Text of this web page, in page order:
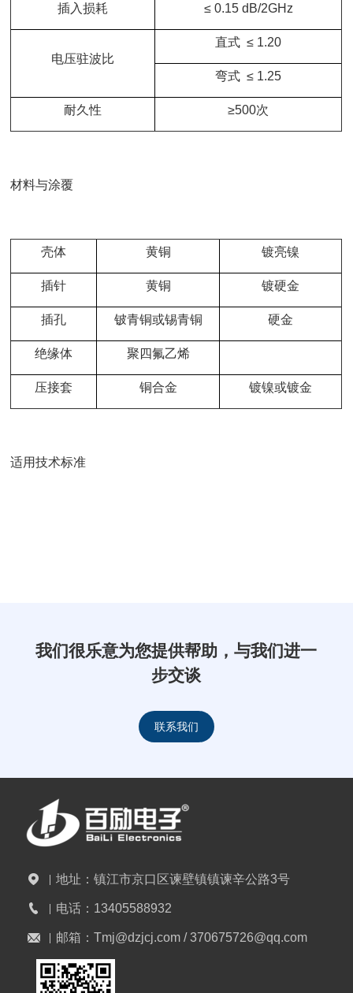
插入损耗 ≤ 0.15 dB/2GHz
电压驻波比
直式 ≤ 1.20
弯式 ≤ 1.25
耐久性 ≥500次
材料与涂覆
壳体 黄铜 镀亮镍
插针 黄铜 镀硬金
插孔 铍青铜或锡青铜 硬金
绝缘体 聚四氟乙烯
压接套 铜合金 镀镍或镀金
适用技术标准
我们很乐意为您提供帮助，与我们进一
步交谈
联系我们
地址： 镇江市京口区谏壁镇镇谏辛公路3号
电话： 13405588932
邮箱： Tmj@dzjcj.com / 370675726@qq.com